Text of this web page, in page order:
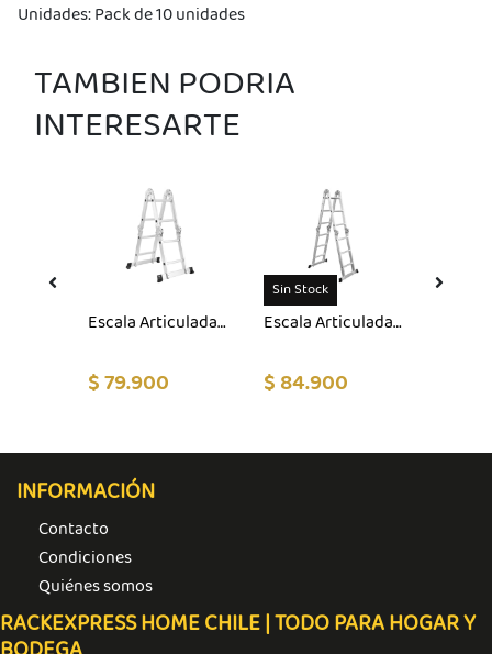
por
Unidades: Pack de 10 unidades
TAMBIEN PODRIA
INTERESARTE
Escala Articulada Multiuso 4×2
$ 79.900
Sin Stock
Escala Articulada Multiuso 4×3
$ 84.900
INFORMACIÓN
Contacto
Condiciones
Quiénes somos
RACKEXPRESS HOME CHILE | TODO PARA HOGAR Y